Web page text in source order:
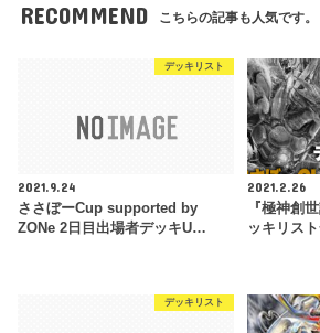
RECOMMEND こちらの記事も人気です。
デッキリスト
2021.9.24
ささぼーCup supported by
ZONe 2日目出場者デッキU…
2021.2.26
『極神創
ッキリス
デッキリスト